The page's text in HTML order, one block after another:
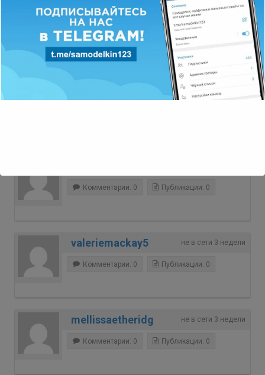
не в сети 3 недели
Willisten
Комментарии: 0 Публикации: 0
не в сети 3 недели
Комментарии: 0 Публикации: 0
не в сети 3 недели
valeriemackay5
Комментарии: 0 Публикации: 0
не в сети 3 недели
mellissaetheridg
Комментарии: 0 Публикации: 0